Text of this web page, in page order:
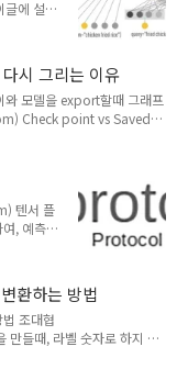
처럼 변수만 저장하는 것이
에 설명
검색
음식을
Wide
하여 추
기반
문한
시 그리는 이유
모델을 export할때 그래프
Check point vs Saved
리스토어 하는데, check
check point 파일을 사용하
용한다. 그렇다면 check-
를 학습을 하다가 학습 내
텐서 플
, 예측하
잡하여
토콜 버
구글에서
C,
화 속도
환하는 방법
조대협
들때, 라벨 숫자로 하지 않
구하는 것을 구현하지 못